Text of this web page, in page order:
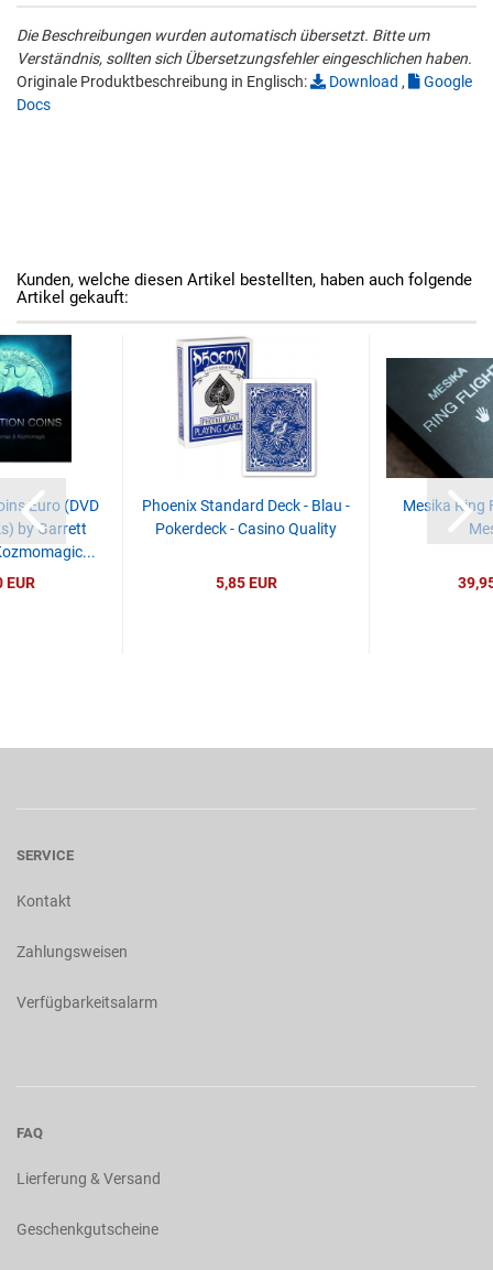
Die Beschreibungen wurden automatisch übersetzt. Bitte um
Verständnis, sollten sich Übersetzungsfehler eingeschlichen haben.
Originale Produktbeschreibung in Englisch:
Download ,
Google
Docs
Kunden, welche diesen Artikel bestellten, haben auch folgende
Artikel gekauft:
Euro (DVD
by Garrett
EUR
Phoenix Standard Deck - Blau -
Pokerdeck - Casino Quality
5,85 EUR
Mesika Ring
SERVICE
Kontakt
Zahlungsweisen
Verfügbarkeitsalarm
FAQ
Lierferung & Versand
Geschenkgutscheine